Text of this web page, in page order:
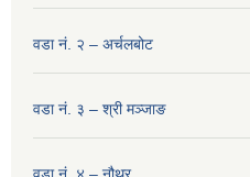
वडा नं. २ – अर्चलबोट
वडा नं. ३ – श्री मञ्‍जाङ
वडा नं. ४ – नौथर